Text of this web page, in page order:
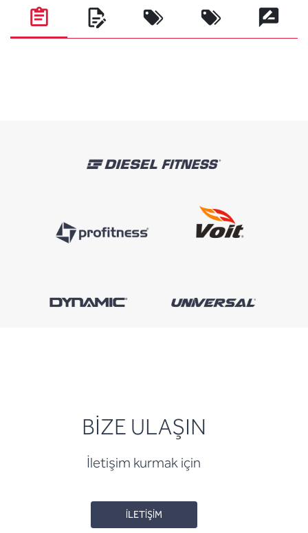
BİZE ULAŞIN
İletişim kurmak için
İLETİŞİM